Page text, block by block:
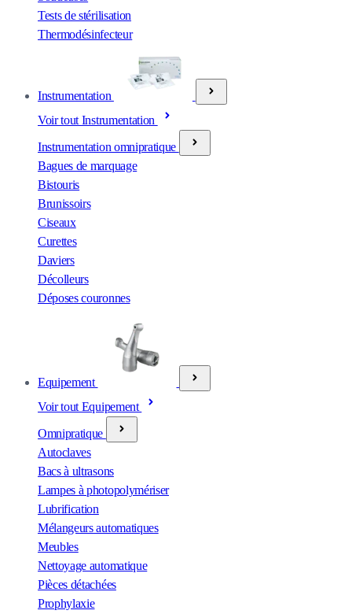
Tests de stérilisation
Thermodésinfecteur
Instrumentation
Voir tout Instrumentation
Instrumentation omnipratique
Bagues de marquage
Bistouris
Brunissoirs
Ciseaux
Curettes
Daviers
Décolleurs
Déposes couronnes
Equipement
Voir tout Equipement
Omnipratique
Autoclaves
Bacs à ultrasons
Lampes à photopolymériser
Lubrification
Mélangeurs automatiques
Meubles
Nettoyage automatique
Pièces détachées
Prophylaxie